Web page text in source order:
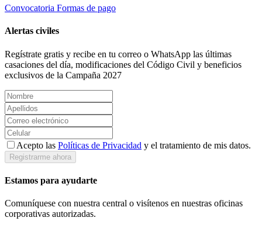
Convocatoria Formas de pago
Alertas civiles
Regístrate gratis y recibe en tu correo o WhatsApp las últimas
casaciones del día, modificaciones del Código Civil y beneficios
exclusivos de la Campaña 2027
Acepto las Políticas de Privacidad y el tratamiento de mis datos.
Registrarme ahora
Estamos para ayudarte
Comuníquese con nuestra central o visítenos en nuestras oficinas
corporativas autorizadas.